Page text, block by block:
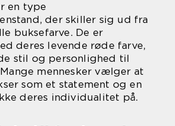
en type
der skiller sig ud fra
buksefarve. De er
deres levende røde farve,
stil og personlighed til
mennesker vælger at
som et statement og en
deres individualitet på.